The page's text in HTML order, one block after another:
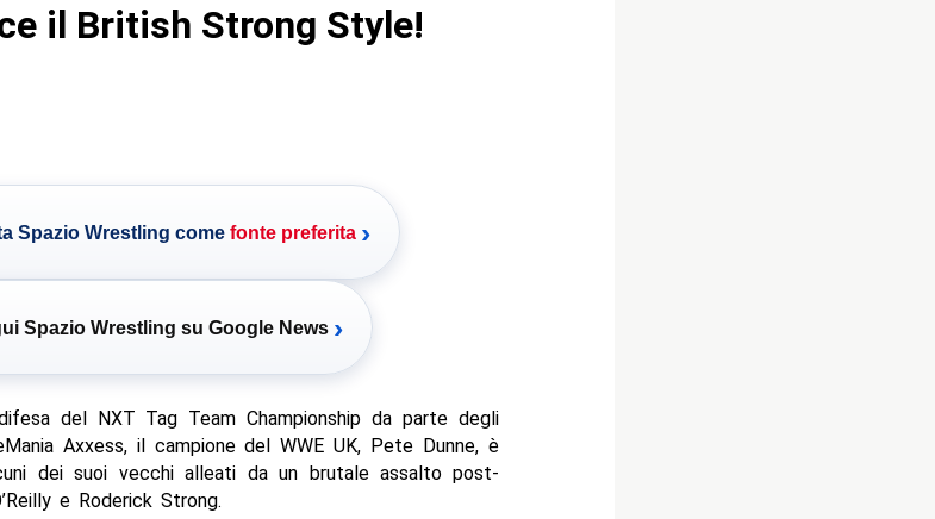
il British Strong Style!
Spazio Wrestling come fonte preferita ›
Spazio Wrestling su Google News ›
del NXT Tag Team Championship da parte degli
Axxess, il campione del WWE UK, Pete Dunne, è
dei suoi vecchi alleati da un brutale assalto post-
e Roderick Strong.